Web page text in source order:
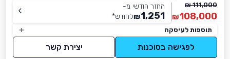
111,000 ₪
108,000
₪
החזר חודשי מ-
1,251
₪לחודש*
תוספות לעיסקה
לפגישה בסוכנות יצירת קשר